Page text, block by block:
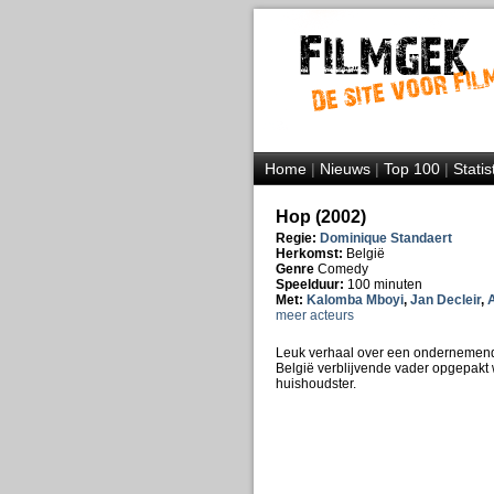
Home|Nieuws|Top 100|
Hop (2002)
Regie: Dominique Standaert
Herkomst: België
Genre Comedy
Speelduur: 100 minuten
Met: Kalomba Mboyi, Jan Decleir,
meer acteurs
Leuk verhaal over een
België verblijvende vader
huishoudster.